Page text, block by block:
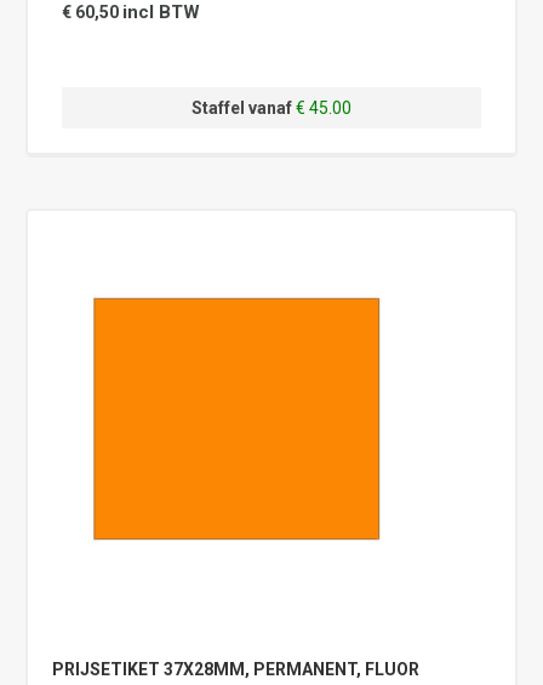
€ 60,50 incl BTW
Staffel vanaf€ 45.00
PRIJSETIKET 37X28MM, PERMANENT, FLUOR